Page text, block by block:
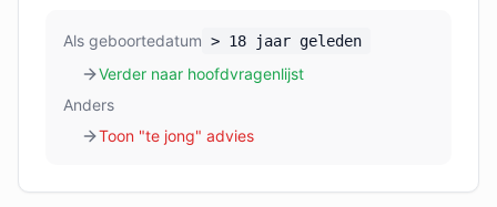
Als geboortedatum > 18 jaar geleden
Verder naar hoofdvragenlijst
Anders
Toon "te jong" advies